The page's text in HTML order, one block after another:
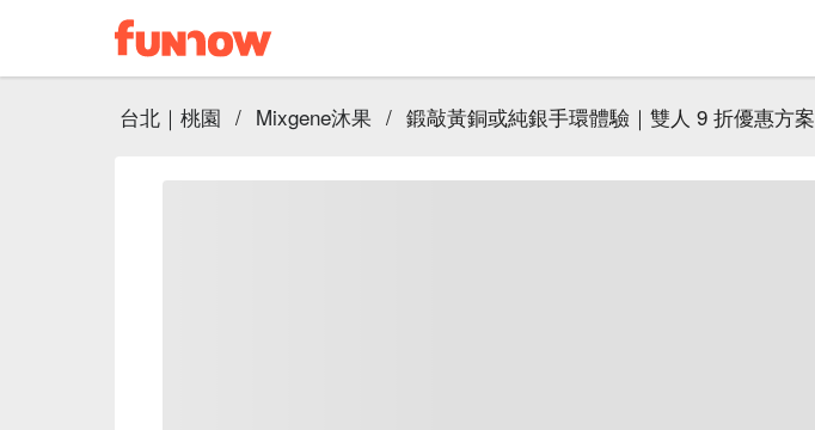
台北｜桃園 / Mixgene沐果 / 鍛敲黃銅或純銀手環體驗｜雙人 9 折優惠方案